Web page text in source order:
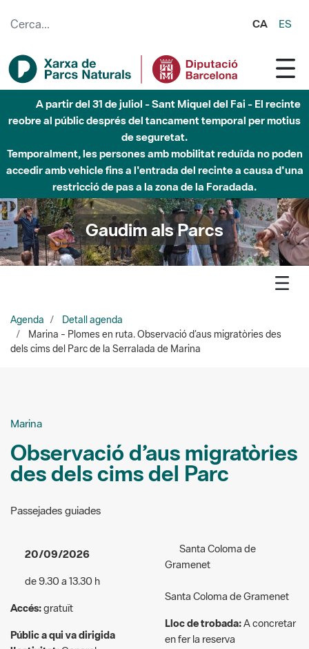
CA ES
Fins al desembre de 2026 - Parc Fluvial Besòs -
Afectacions a la llera del Parc Fluvial del Besòs degut a
obres de construcció d'una passera sobre el riu
Gaudim als Parcs
Agenda
Detall agenda
Marina - Plomes en ruta. Observació d’aus migratòries des
des dels cims del Parc
Passejades guiades
20/09/2026
Accés:gratuït
Públic a qui va dirigida
l'activitat:
General
Santa Coloma de Gramenet
en fer la reserva
Organitzadors:
Parc de la
Serralada de Marina